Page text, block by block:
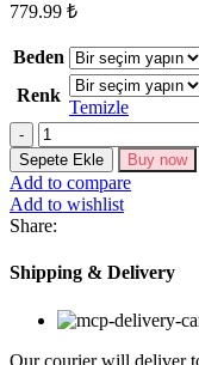
779.99 ₺
Beden
Renk
Temizle
Kadın
Uzun
Kollu
V
Yakalı
Keten
Bluz
Bağcıklı
Ikili
Sepete Ekle Buy now
Add to compare
Add to wishlist
Share:
Shipping & Delivery
Our courier will deliver